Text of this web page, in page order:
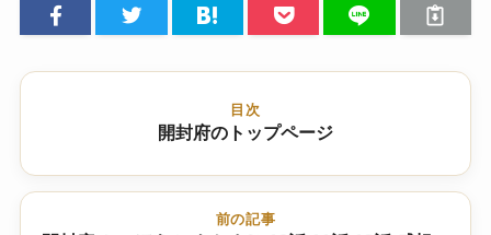
目次
開封府のトップページ
前の記事